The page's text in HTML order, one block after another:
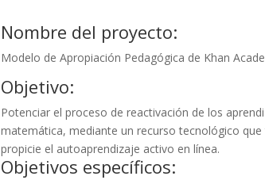
Nombre del proyecto:
Modelo de Apropiación Pedagógica de Khan
Objetivo:
Potenciar el proceso de reactivación de los
matemática, mediante un recurso tecnológico
propicie el autoaprendizaje activo en línea.
Objetivos específicos: